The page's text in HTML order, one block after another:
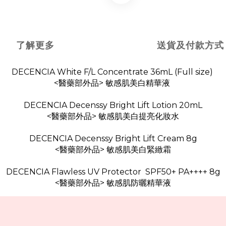
了解更多 送貨及付款方式
DECENCIA White F/L Concentrate 36mL (Full size)
<醫藥部外品> 敏感肌美白精華液
DECENCIA Decenssy Bright Lift Lotion 20mL
<醫藥部外品> 敏感肌美白提亮化妝水
DECENCIA Decenssy Bright Lift Cream 8g
<醫藥部外品> 敏感肌美白緊緻霜
DECENCIA Flawless UV Protector SPF50+ PA++++ 8g
<醫藥部外品> 敏感肌防曬精華液